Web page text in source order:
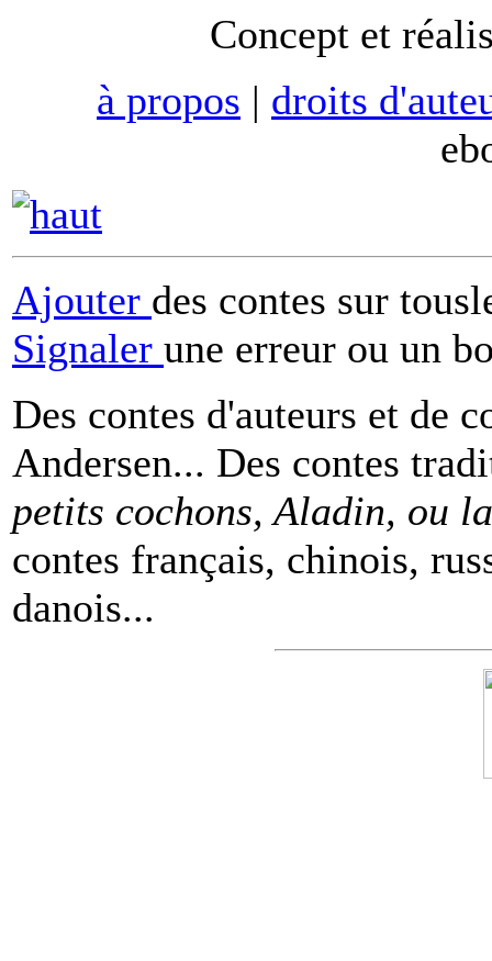
Concept et
à propos | droits
Ajouter des contes sur
Signaler une erreur ou un
Des contes d'auteurs et de
Andersen... Des contes
petits cochons, Aladin, ou
contes français, chinois,
danois...